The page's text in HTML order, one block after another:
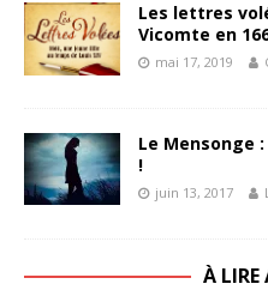
Les lettres
Vicomte en
mai 17, 2019
Le Mensonge
!
juin 13, 2017
À